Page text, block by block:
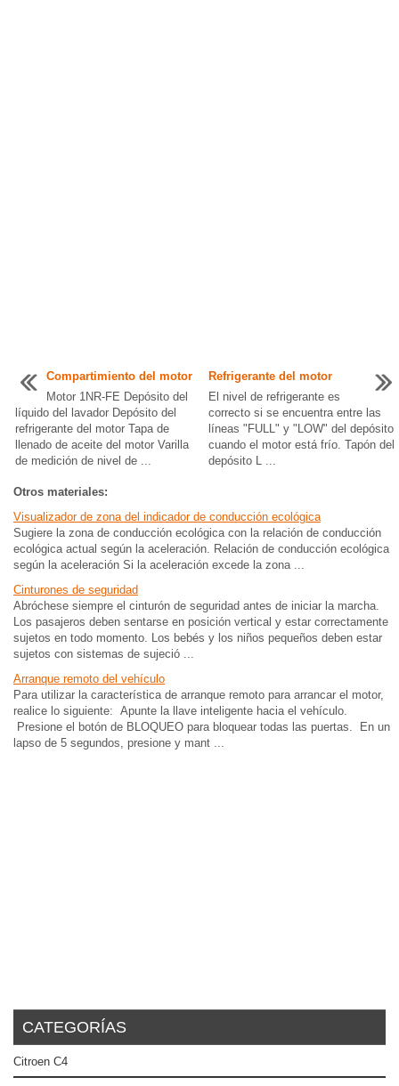
Compartimiento del motor
Motor 1NR-FE Depósito del
líquido del lavador Depósito del
refrigerante del motor Tapa de
llenado de aceite del motor Varilla
de medición de nivel de ...
Refrigerante del motor
El nivel de refrigerante es
correcto si se encuentra entre las
líneas "FULL" y "LOW" del depósito
cuando el motor está frío. Tapón del
depósito L ...
Otros materiales:
Visualizador de zona del indicador de conducción ecológica
Sugiere la zona de conducción ecológica con la relación de conducción
ecológica actual según la aceleración. Relación de conducción ecológica
según la aceleración Si la aceleración excede la zona ...
Cinturones de seguridad
Abróchese siempre el cinturón de seguridad antes de iniciar la marcha.
Los pasajeros deben sentarse en posición vertical y estar correctamente
sujetos en todo momento. Los bebés y los niños pequeños deben estar
sujetos con sistemas de sujeció ...
Arranque remoto del vehículo
Para utilizar la característica de arranque remoto para arrancar el motor,
realice lo siguiente: Apunte la llave inteligente hacia el vehículo.
Presione el botón de BLOQUEO para bloquear todas las puertas. En un
lapso de 5 segundos, presione y mant ...
CATEGORÍAS
Citroen C4